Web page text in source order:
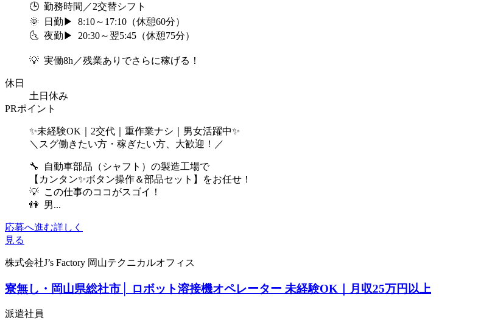
🕒 勤務時間／2交替シフト
🌞 日勤▶ 8:10～17:10（休憩60分）
🌜 夜勤▶ 20:30～翌5:45（休憩75分）
💡 実働8h／残業ありでさらに稼げる！
休日
土日休み
PRポイント
✨未経験OK｜2交代｜重作業ナシ｜男女活躍中✨
＼スグ働きたい方・稼ぎたい方、大歓迎！／
🔧 自動車部品（シャフト）の製造工場で
【カンタン✨ボタン操作＆部品セット】をお任せ！
💡 この仕事のココがスゴイ！
👫 男...
応募へ進む詳しく
見る
株式会社J’s Factory 岡山テクニカルオフィス
寮無し・岡山県総社市│ ロボット溶接機オペレーター 未経験OK｜月収25万円以上
派遣社員